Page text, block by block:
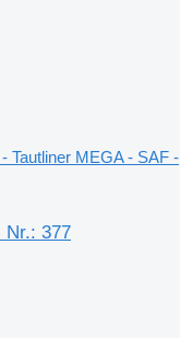
Tautliner MEGA - SAF -
Nr.: 377